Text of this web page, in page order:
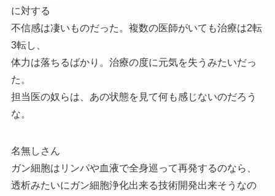
に対する
不信感は凄いものだった。複数の医師がいても治療は2転
3転し、
体力は落ちるばかり。治療の度に元気を失うみたいだっ
た。
担当医の奴らは、あの状態を見て何も感じないのだろう
な。
名無しさん
ガン細胞はリンパや血液で全身巡って再発するのなら、
透析みたいにガン細胞浄化出来る技術開発出来そうなの